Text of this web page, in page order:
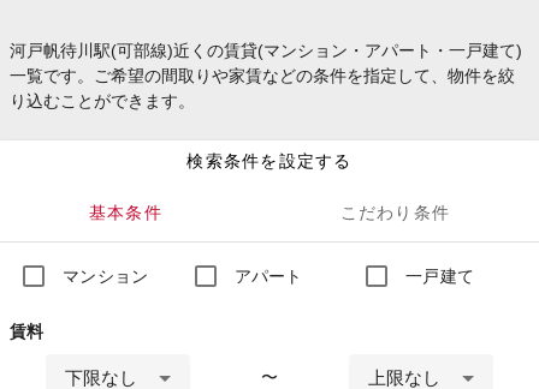
河戸帆待川駅(可部線)近くの賃貸(マンション・アパート・一戸建て)
一覧です。ご希望の間取りや家賃などの条件を指定して、物件を絞
り込むことができます。
検索条件を設定する
基本条件 こだわり条件
マンション アパート 一戸建て
賃料
下限なし 〜 上限なし